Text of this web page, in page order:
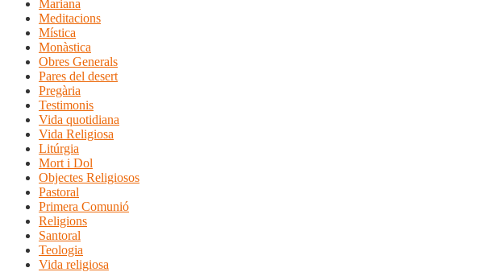
Mariana
Meditacions
Mística
Monàstica
Obres Generals
Pares del desert
Pregària
Testimonis
Vida quotidiana
Vida Religiosa
Litúrgia
Mort i Dol
Objectes Religiosos
Pastoral
Primera Comunió
Religions
Santoral
Teologia
Vida religiosa